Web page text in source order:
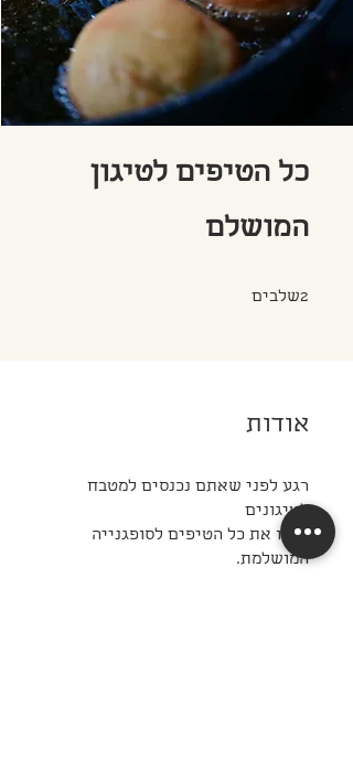
כל הטיפים לטיגון
המושלם
2שלבים
אודות
רגע לפני שאתם נכנסים למטבח
קבלו את כל הטיפים לסופגנייה
המושלמת.